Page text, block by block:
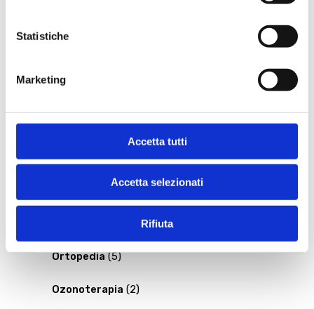
Statistiche
Marketing
Accetta tutti
Accetta selezionati
Rifiuta
Ginecologia(2)
Medicina del lavoro(1)
Ortopedia (5)
Ozonoterapia (2)